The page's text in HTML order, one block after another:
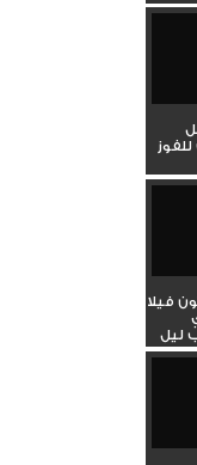
فيلا
ليل